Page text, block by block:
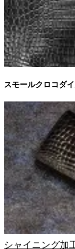
スモールクロコダ
シャイニング加